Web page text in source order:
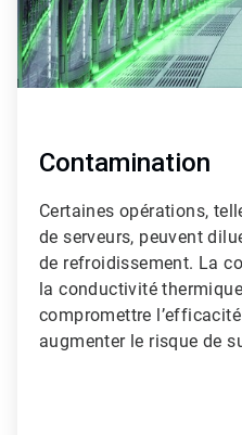
Contamination
Certaines opérations,
de serveurs, peuvent
de refroidissement. La
la conductivité
compromettre
augmenter le risque de